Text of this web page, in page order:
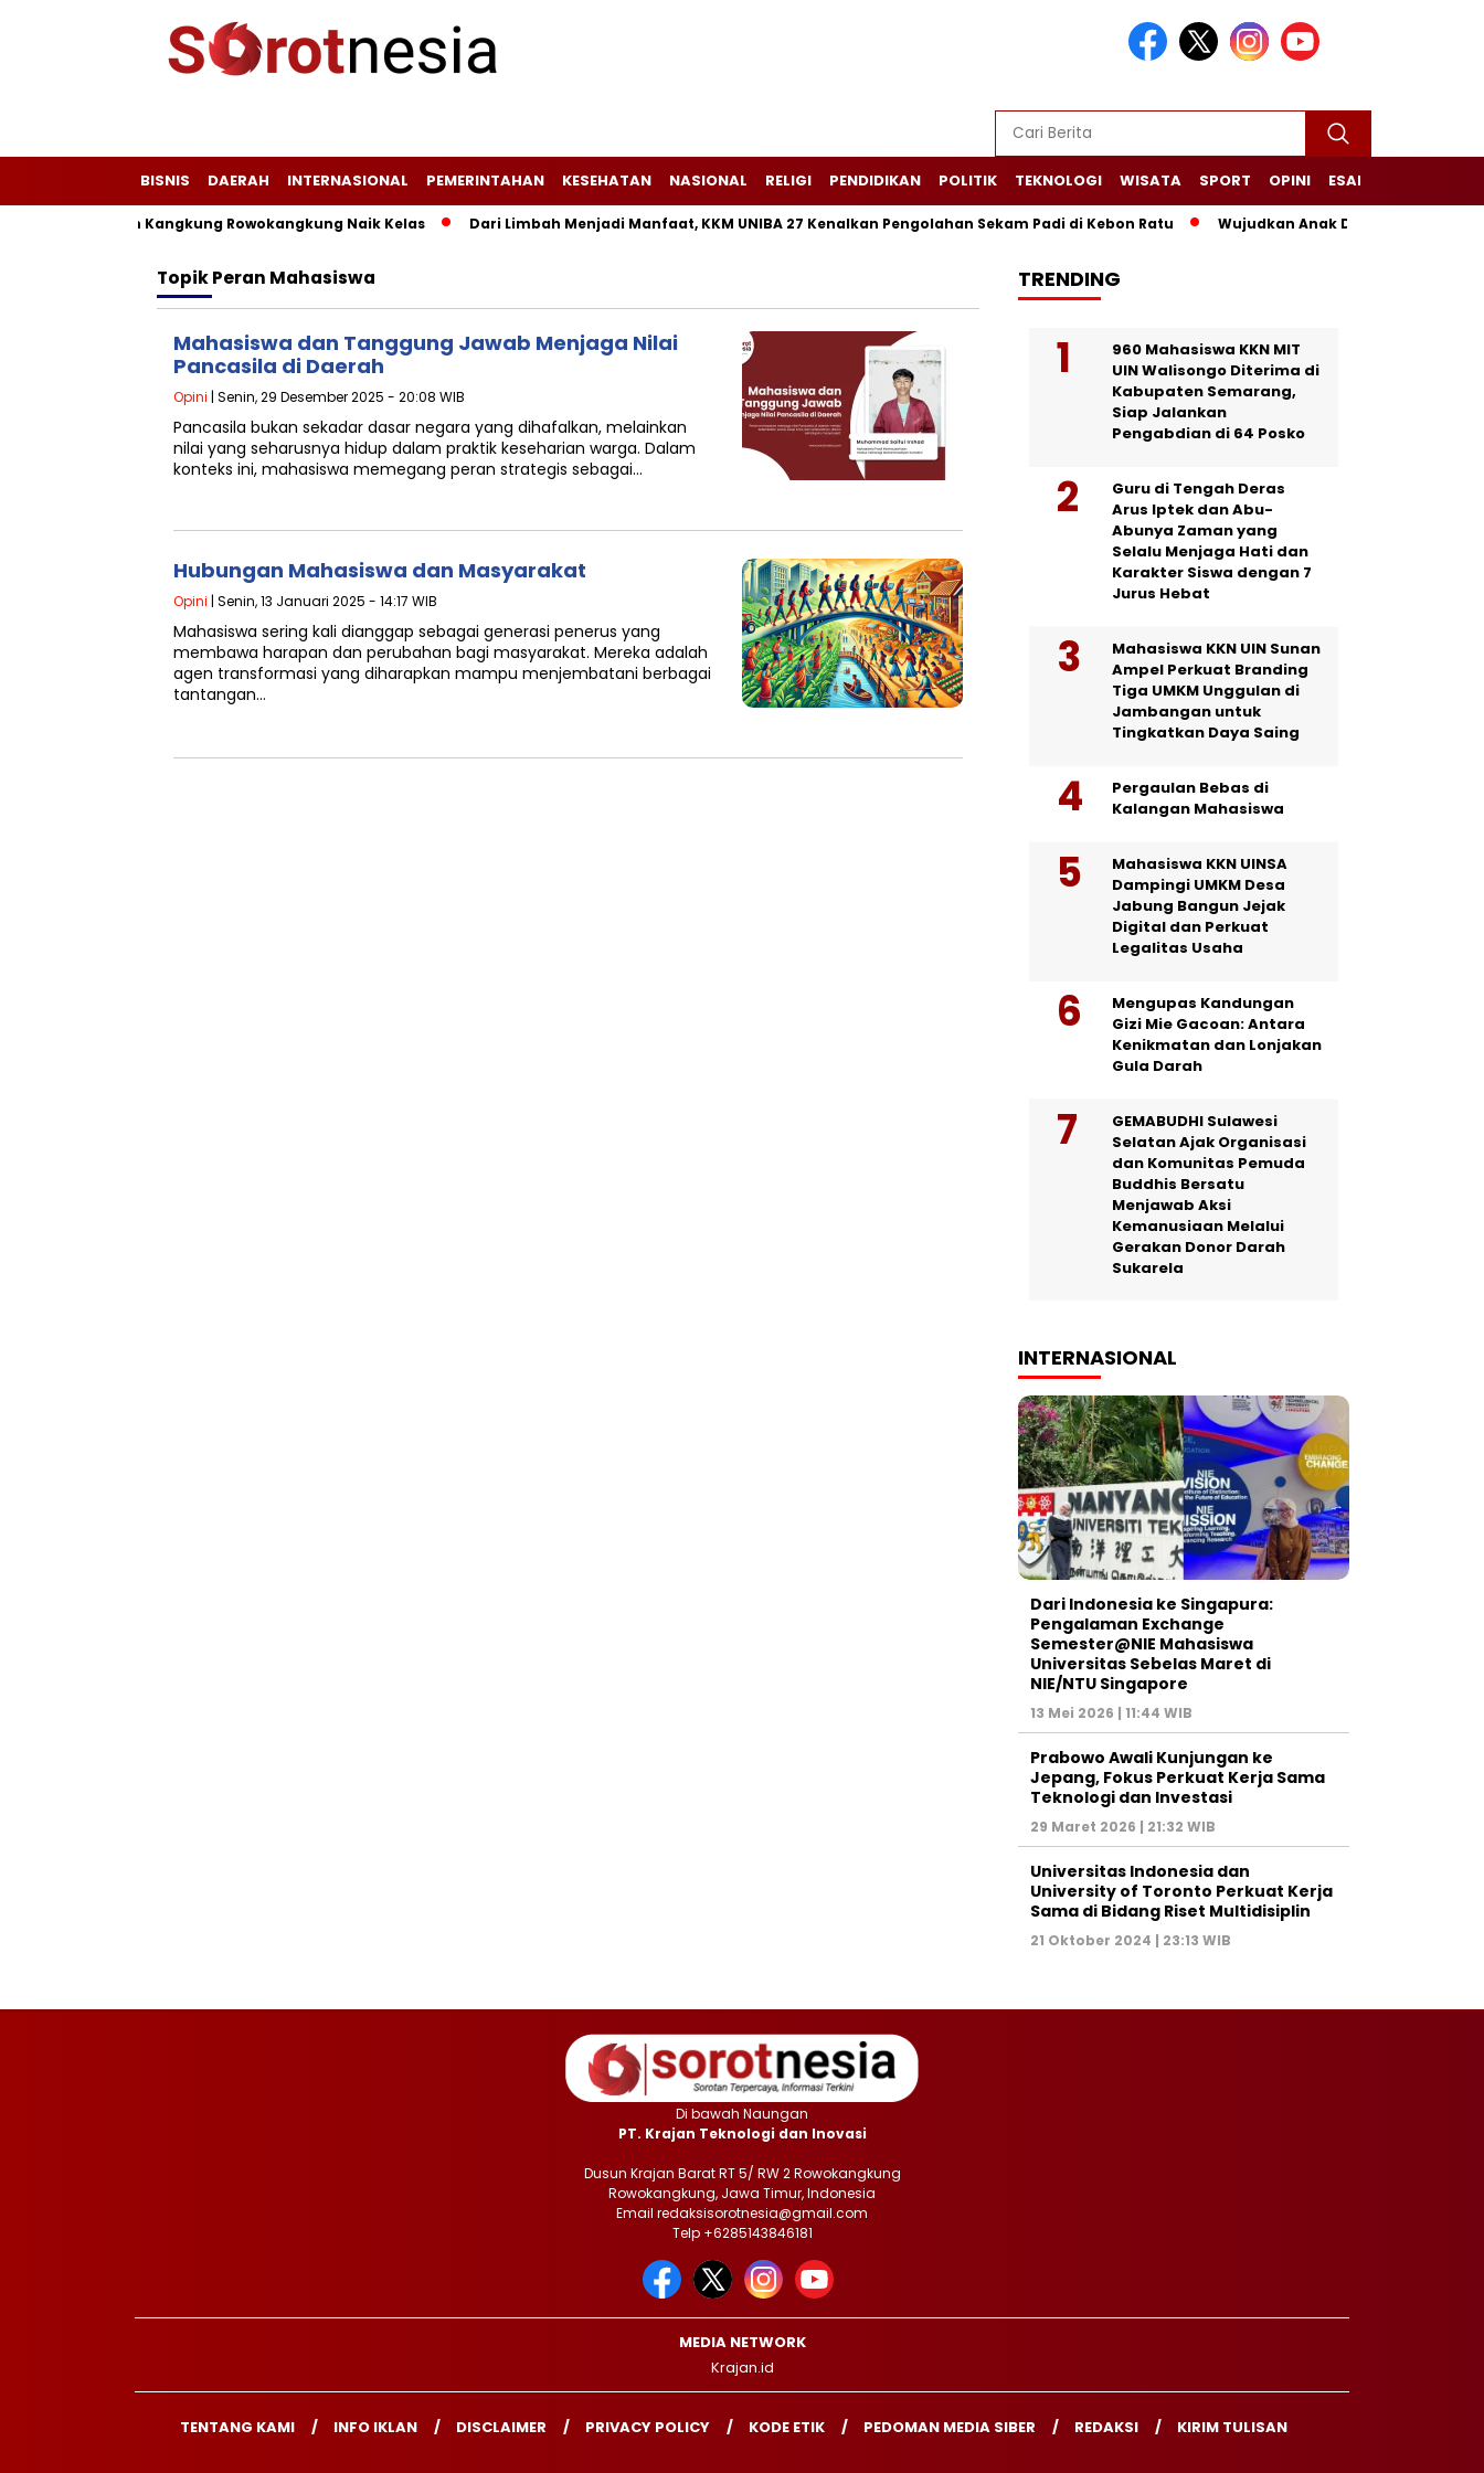
BISNIS DAERAH INTERNASIONAL PEMERINTAHAN KESEHATAN NASIONAL RELIGI PENDIDIKAN POLITIK TEKNOLOGI WISATA SPORT OPINI ESAI
Jagung, dan Kangkung Rowokangkung Naik Kelas Dari Limbah Menjadi Manfaat, KKM UNIBA 27 Kenalkan Pengolahan Sekam Padi di Kebon Ratu Wujudkan Anak Desa Sehat dan
TopikPeran Mahasiswa
Mahasiswa dan Tanggung Jawab Menjaga Nilai
Pancasila di Daerah
Opini | Senin, 29 Desember 2025 - 20:08 WIB
Pancasila bukan sekadar dasar negara yang dihafalkan, melainkan
nilai yang seharusnya hidup dalam praktik keseharian warga. Dalam
konteks ini, mahasiswa memegang peran strategis sebagai…
Hubungan Mahasiswa dan Masyarakat
Opini | Senin, 13 Januari 2025 - 14:17 WIB
Mahasiswa sering kali dianggap sebagai generasi penerus yang
membawa harapan dan perubahan bagi masyarakat. Mereka adalah
agen transformasi yang diharapkan mampu menjembatani berbagai
tantangan…
TRENDING
960 Mahasiswa KKN MIT
UIN Walisongo Diterima di
Kabupaten Semarang,
Siap Jalankan
Pengabdian di 64 Posko
Guru di Tengah Deras
Arus Iptek dan Abu-
Abunya Zaman yang
Selalu Menjaga Hati dan
Karakter Siswa dengan 7
Jurus Hebat
Mahasiswa KKN UIN Sunan
Ampel Perkuat Branding
Tiga UMKM Unggulan di
Jambangan untuk
Tingkatkan Daya Saing
Pergaulan Bebas di
Kalangan Mahasiswa
Mahasiswa KKN UINSA
Dampingi UMKM Desa
Jabung Bangun Jejak
Digital dan Perkuat
Legalitas Usaha
Mengupas Kandungan
Gizi Mie Gacoan: Antara
Kenikmatan dan Lonjakan
Gula Darah
GEMABUDHI Sulawesi
Selatan Ajak Organisasi
dan Komunitas Pemuda
Buddhis Bersatu
Menjawab Aksi
Kemanusiaan Melalui
Gerakan Donor Darah
Sukarela
INTERNASIONAL
Dari Indonesia ke Singapura:
Pengalaman Exchange
Semester@NIE Mahasiswa
Universitas Sebelas Maret di
NIE/NTU Singapore
13 Mei 2026 | 11:44 WIB
Prabowo Awali Kunjungan ke
Jepang, Fokus Perkuat Kerja Sama
Teknologi dan Investasi
29 Maret 2026 | 21:32 WIB
Universitas Indonesia dan
University of Toronto Perkuat Kerja
Sama di Bidang Riset Multidisiplin
21 Oktober 2024 | 23:13 WIB
Di bawah Naungan
PT. Krajan Teknologi dan Inovasi
Dusun Krajan Barat RT 5/ RW 2 Rowokangkung
Rowokangkung, Jawa Timur, Indonesia
Email redaksisorotnesia@gmail.com
Telp +6285143846181
MEDIA NETWORK
Krajan.id
TENTANG KAMI INFO IKLAN DISCLAIMER PRIVACY POLICY KODE ETIK PEDOMAN MEDIA SIBER REDAKSI KIRIM TULISAN